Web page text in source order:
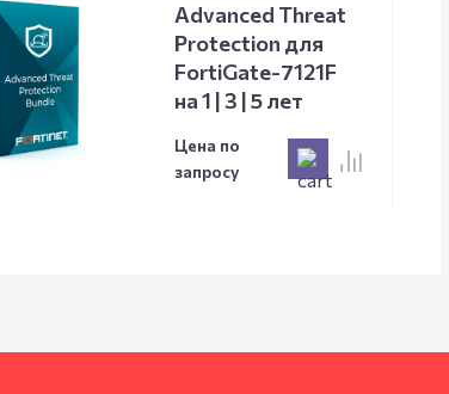
Advanced Threat
Protection для
FortiGate-7121F
на 1 | 3 | 5 лет
Цена по
запросу